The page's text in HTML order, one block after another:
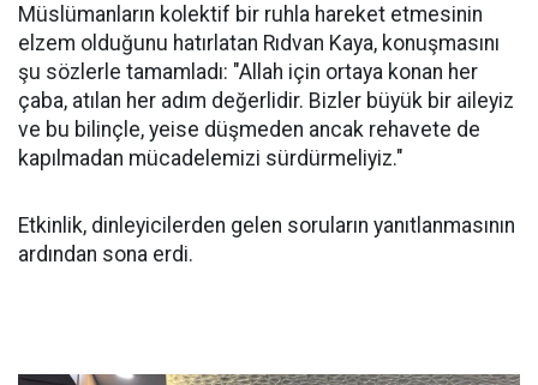
Müslümanların kolektif bir ruhla hareket etmesinin
elzem olduğunu hatırlatan Rıdvan Kaya, konuşmasını
şu sözlerle tamamladı: "Allah için ortaya konan her
çaba, atılan her adım değerlidir. Bizler büyük bir aileyiz
ve bu bilinçle, yeise düşmeden ancak rehavete de
kapılmadan mücadelemizi sürdürmeliyiz."
Etkinlik, dinleyicilerden gelen soruların yanıtlanmasının
ardından sona erdi.